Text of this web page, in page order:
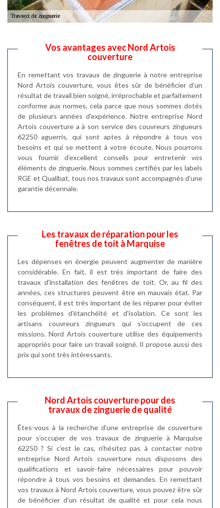
Vos avantages avec Nord Artois
couverture
En remettant vos travaux de zinguerie à notre entreprise
Nord Artois couverture, vous êtes sûr de bénéficier d’un
résultat de travail bien soigné, irréprochable et parfaitement
conforme aux normes, cela parce que nous sommes dotés
de plusieurs années d’expérience. Notre entreprise Nord
Artois couverture a à son service des couvreurs zingueurs
62250 aguerris, qui sont aptes à répondre à tous vos
besoins et qui se mettent à votre écoute. Nous pourrons
vous fournir d’excellent conseils pour entretenir vos
éléments de zinguerie. Nous sommes certifiés par les labels
RGE et Qualibat, tous nos travaux sont accompagnés d’une
garantie décennale.
Les travaux de réparation pour les
fenêtres de toit à Marquise
Les dépenses en énergie peuvent augmenter de manière
considérable. En fait, il est très important de faire des
travaux d'installation des fenêtres de toit. Or, au fil des
années, ces structures peuvent être en mauvais état. Par
conséquent, il est très important de les réparer pour éviter
les problèmes d'étanchéité et d'isolation. Ce sont les
artisans couvreurs zingueurs qui s'occupent de ces
missions. Nord Artois couverture utilise des équipements
appropriés pour faire un travail soigné. Il propose aussi des
prix qui sont très intéressants.
Nord Artois couverture pour des
travaux de zinguerie de qualité
Êtes-vous à la recherche d’une entreprise de couverture
pour s’occuper de vos travaux de zinguerie à Marquise
62250 ? Si c’est le cas, n’hésitez pas à contacter notre
entreprise Nord Artois couverture nous disposons des
qualifications et savoir-faire nécessaires pour pouvoir
répondre à tous vos besoins et demandes. En remettant
vos travaux à Nord Artois couverture, vous pouvez être sûr
de bénéficier d’un résultat de qualité et pour cela nous